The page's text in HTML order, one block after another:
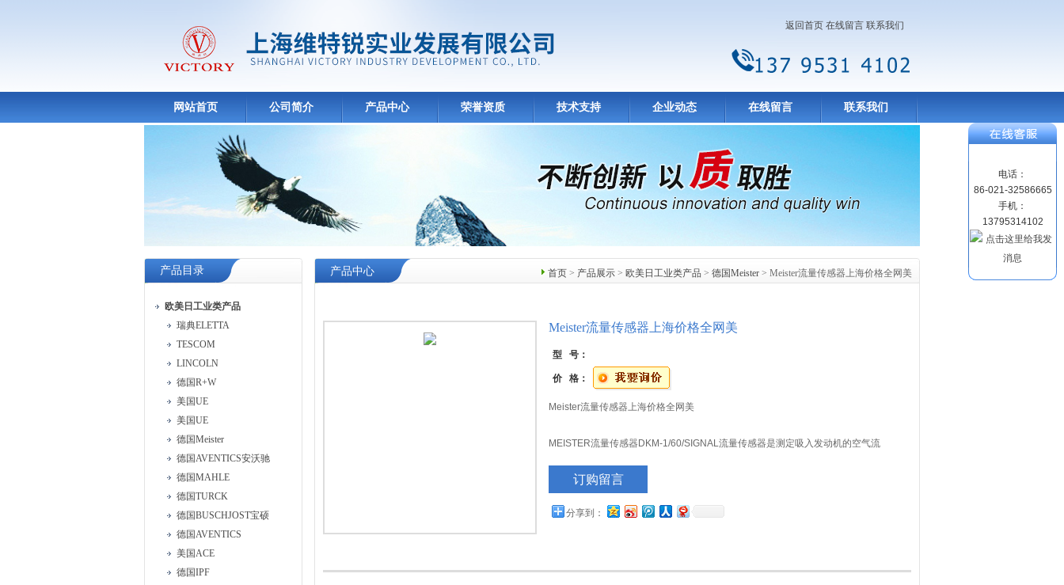
返回首页 在线留言 联系我们
网站首页 公司简介 产品中心 荣誉资质 技术支持 企业动态 在线留言 联系我们
产品目录
欧美日工业类产品
瑞典ELETTA
TESCOM
LINCOLN
德国R+W
美国UE
美国UE
德国Meister
德国AVENTICS安沃驰
德国MAHLE
德国TURCK
德国BUSCHJOST宝硕
德国AVENTICS
美国ACE
德国IPF
首页 > 产品展示 > 欧美日工业类产品 > 德国Meister > Meister流量传感器上海价格全网美
产品中心
Meister流量传感器上海价格全网美
型 号：
价 格：
Meister流量传感器上海价格全网美
MEISTER流量传感器DKM-1/60/SIGNAL流量传感器是测定吸入发动机的空气流
气，必须正确地测定每一瞬间吸入发动机的空气量，以此作为ECU计算(控制)喷
订购留言
分享到：
电话：
86-021-32586665
手机：
13795314102